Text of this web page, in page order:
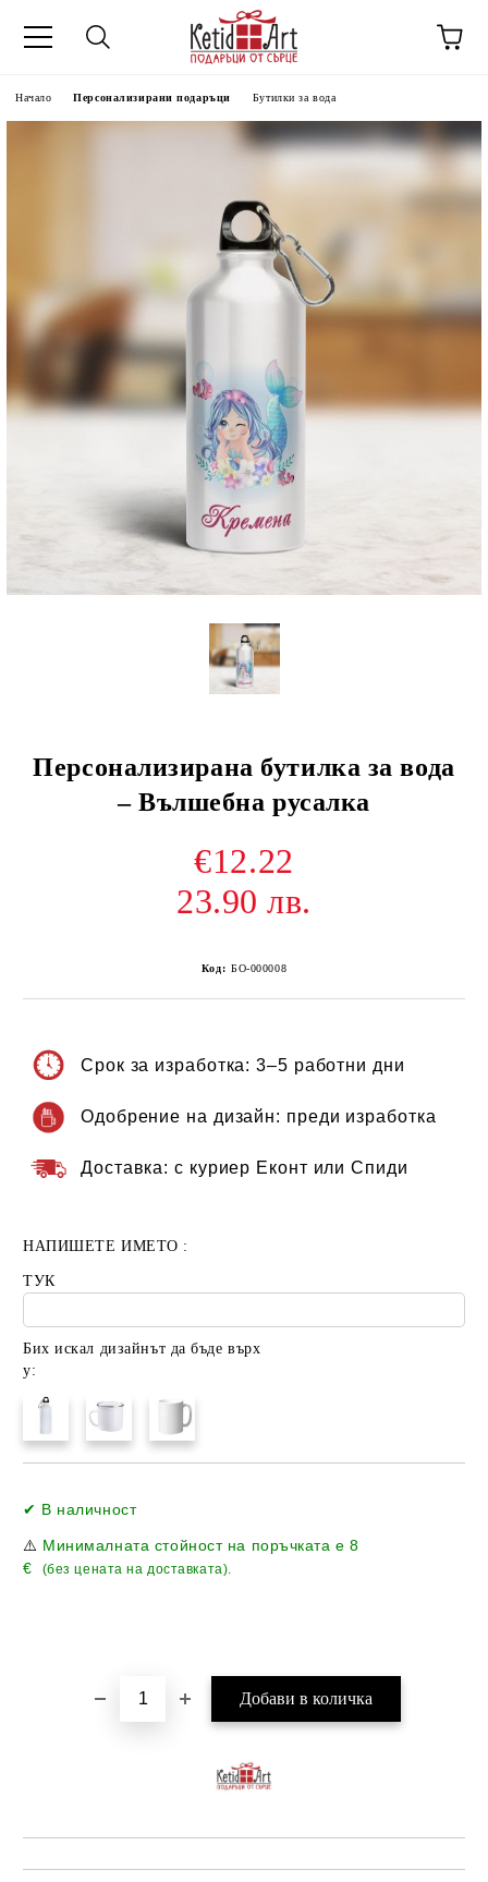
Начало Персонализирани подаръци Бутилки за вода
Персонализирана бутилка за вода
– Вълшебна русалка
€12.22
23.90 лв.
Код: БО-000008
Срок за изработка: 3–5 работни дни
Одобрение на дизайн: преди изработка
Доставка: с куриер Еконт или Спиди
НАПИШЕТЕ ИМЕТО :
ТУК
Бих искал дизайнът да бъде върх
у:
✔ В наличност
⚠️ Минималната стойност на поръчката е8
€
(без цената на доставката).